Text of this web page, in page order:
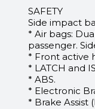
SAFETY
Side impact
* Air bags:
passenger.
* Front active
* LATCH and
* ABS.
* Electronic
* Brake Assist